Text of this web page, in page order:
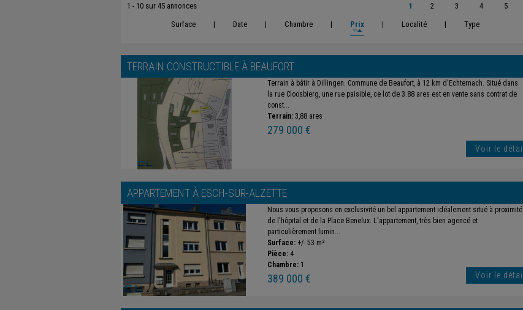
1 - 10 sur 45 annonces 1 2 3 4
5
Surface
| Date | Chambre | Prix | Localité | Type
TERRAIN CONSTRUCTIBLE À BEAUFORT
Terrain à bâtir à Dillingen. Commune de Beaufort, à 12 km d'Echternach. Situé dans
la rue Cloosbierg, une rue paisible, ce lot de 3.88 ares est en vente sans contrat de
const...
Terrain: 3,88 ares
279 000 €
Voir le détail
APPARTEMENT À ESCH-SUR-ALZETTE
Nous vous proposons en exclusivité un bel appartement idéalement situé à proximité
de l'hôpital et de la Place Benelux. L'appartement, très bien agencé et
particulièrement lumin...
Surface: +/- 53 m²
Pièce: 4
Chambre: 1
389 000 € Voir le détail